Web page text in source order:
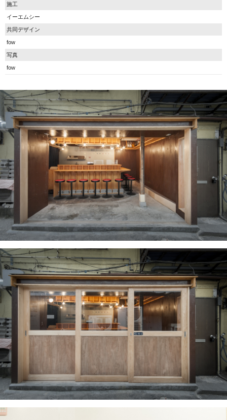
施工
イーエムシー
共同デザイン
fow
写真
fow